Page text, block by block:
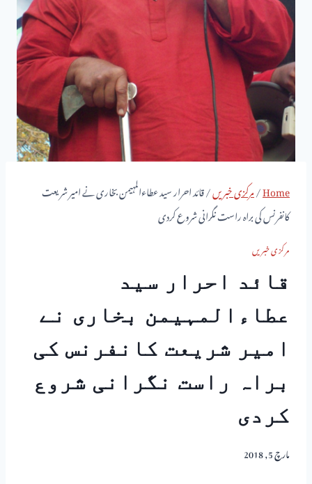
Home
/مرکزی خبریں/قائد احرار سید عطاءالمہیمن بخاری نے امیر شریعت
کانفرنس کی براہ راست نگرانی شروع کردی
مرکزی خبریں
قائد احرار سید
عطاءالمہیمن بخاری نے
امیر شریعت کانفرنس کی
براہ راست نگرانی شروع
کردی
مارچ 5, 2018